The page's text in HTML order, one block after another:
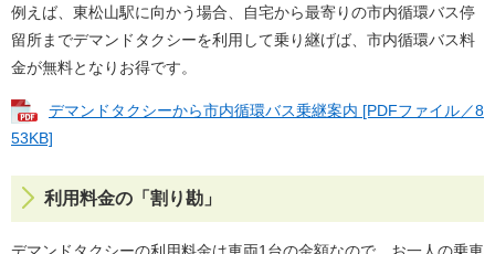
例えば、東松山駅に向かう場合、自宅から最寄りの市内循環バス停
留所までデマンドタクシーを利用して乗り継げば、市内循環バス料
金が無料となりお得です。
デマンドタクシーから市内循環バス乗継案内 [PDFファイル／8
53KB]
利用料金の「割り勘」
デマンドタクシーの利用料金は車両1台の金額なので、お一人の乗車